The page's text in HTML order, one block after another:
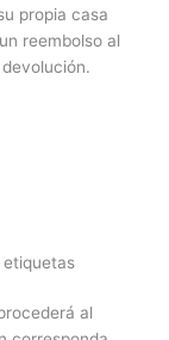
propia casa
reembolso al
etiquetas
al